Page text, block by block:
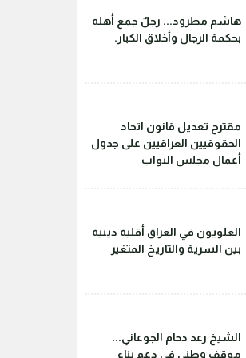
هاشم مطرود... رجلٌ جمع أهله
بحكمة الرجال وأخلاق الكبار.
مقترح تعديل قانون اتحاد
الحقوقيين العراقيين على جدول
أعمال مجلس النواب
العلويون في العراق أقلية دينية
بين السرية والتاريخ المتغير
الشيخ رعد دحام الجوعاني...
موقف وطني في دعم بناء